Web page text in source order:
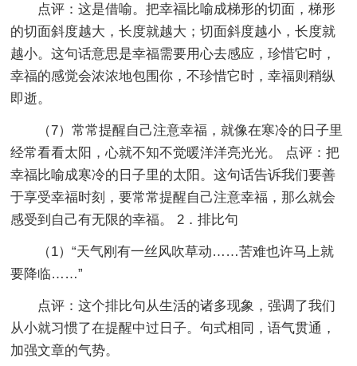
点评：这是借喻。把幸福比喻成梯形的切面，梯形
的切面斜度越大，长度就越大；切面斜度越小，长度就
越小。这句话意思是幸福需要用心去感应，珍惜它时，
幸福的感觉会浓浓地包围你，不珍惜它时，幸福则稍纵
即逝。
（7）常常提醒自己注意幸福，就像在寒冷的日子里
经常看看太阳，心就不知不觉暖洋洋亮光光。 点评：把
幸福比喻成寒冷的日子里的太阳。这句话告诉我们要善
于享受幸福时刻，要常常提醒自己注意幸福，那么就会
感受到自己有无限的幸福。 2．排比句
（1）“天气刚有一丝风吹草动……苦难也许马上就
要降临……”
点评：这个排比句从生活的诸多现象，强调了我们
从小就习惯了在提醒中过日子。句式相同，语气贯通，
加强文章的气势。